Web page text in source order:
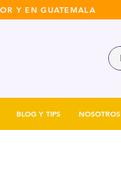
Y EN GUATEMALA
BLOG Y TIPS NOSOTROS